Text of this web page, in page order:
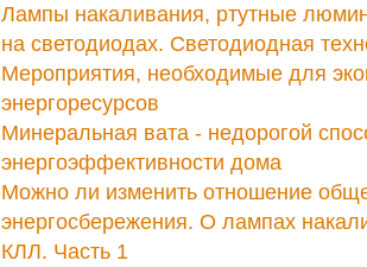
Лампы накаливания, ртутные
на светодиодах. Светодиодная
Мероприятия, необходимые для
энергоресурсов
Минеральная вата - недорогой
энергоэффективности дома
Можно ли изменить отношение
энергосбережения. О лампах
КЛЛ. Часть 1